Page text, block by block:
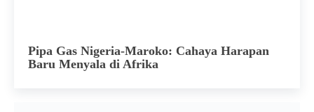
Pipa Gas Nigeria-Maroko: Cahaya Harapan
Baru Menyala di Afrika